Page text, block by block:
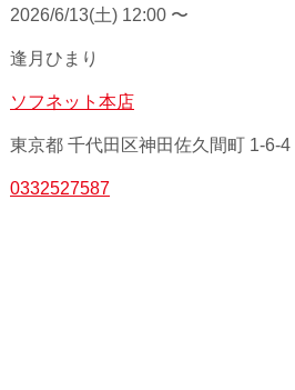
2026/6/13(土) 12:00 〜
逢月ひまり
ソフネット本店
東京都 千代田区神田佐久間町 1-6-4
0332527587